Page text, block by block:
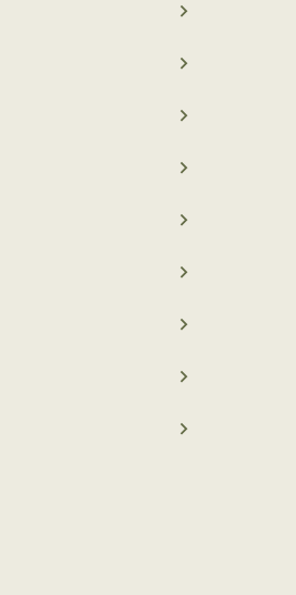
navigate_next
navigate_next
navigate_next
navigate_next
navigate_next
navigate_next
navigate_next
navigate_next
navigate_next